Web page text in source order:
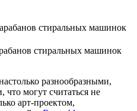
стиральных машинок
разнообразными,
могут считаться не
арт-проектом,